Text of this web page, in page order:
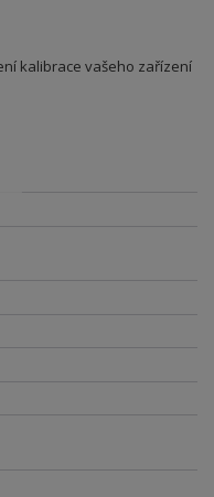
kalibrace vašeho zařízení